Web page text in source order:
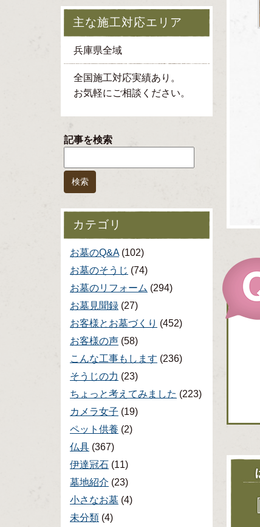
主な施工対応エリア
兵庫県全域
全国施工対応実績あり。
お気軽にご相談ください。
記事を検索
カテゴリ
お墓のQ&A(102)
お墓のそうじ (74)
お墓のリフォーム (294)
お墓見聞録 (27)
お客様とお墓づくり (452)
お客様の声 (58)
こんな工事もします (236)
そうじの力 (23)
ちょっと考えてみました (223)
カメラ女子 (19)
ペット供養 (2)
仏具 (367)
伊達冠石 (11)
墓地紹介 (23)
小さなお墓 (4)
未分類 (4)